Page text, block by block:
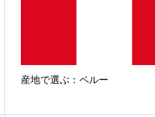
産地で選ぶ：ペルー